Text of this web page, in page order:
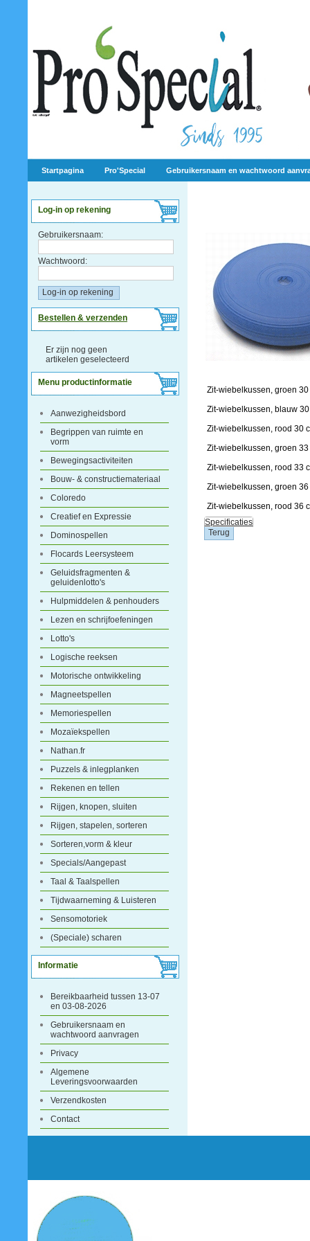
Startpagina Pro'Special Gebruikersnaam en wachtwoord
Log-in op rekening
Gebruikersnaam:
Wachtwoord:
Bestellen & verzenden
Er zijn nog geen
artikelen geselecteerd
Menu productinformatie
Aanwezigheidsbord
Begrippen van ruimte en
vorm
Bewegingsactiviteiten
Bouw- & constructiemateriaal
Coloredo
Creatief en Expressie
Dominospellen
Flocards Leersysteem
Geluidsfragmenten &
geluidenlotto's
Hulpmiddelen & penhouders
Lezen en schrijfoefeningen
Lotto's
Logische reeksen
Motorische ontwikkeling
Magneetspellen
Memoriespellen
Mozaïekspellen
Nathan.fr
Puzzels & inlegplanken
Rekenen en tellen
Rijgen, knopen, sluiten
Rijgen, stapelen, sorteren
Sorteren,vorm & kleur
Specials/Aangepast
Taal & Taalspellen
Tijdwaarneming & Luisteren
Sensomotoriek
(Speciale) scharen
Informatie
Bereikbaarheid tussen 13-07
en 03-08-2026
Gebruikersnaam en
wachtwoord aanvragen
Privacy
Algemene
Leveringsvoorwaarden
Verzendkosten
Contact
Zit-wiebelkussen, groen 30
Zit-wiebelkussen, blauw
Zit-wiebelkussen, rood 30
Zit-wiebelkussen, groen 33
Zit-wiebelkussen, rood 33
Zit-wiebelkussen, groen 36
Zit-wiebelkussen, rood 36
Specificaties